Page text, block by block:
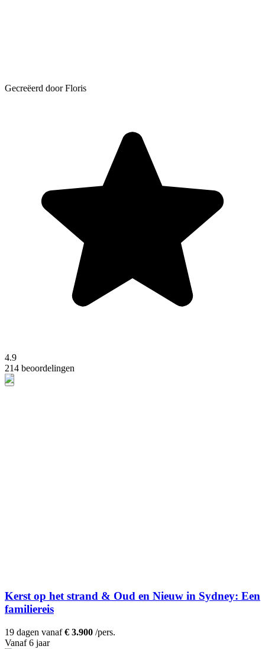
Gecreëerd door Floris
4.9
214 beoordelingen
Kerst op het strand & Oud en Nieuw in Sydney: Een
familiereis
19 dagen vanaf€ 3.900 /pers.
Vanaf 6 jaar